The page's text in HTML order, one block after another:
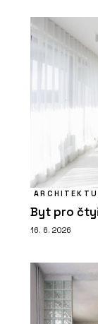
Byt pro
16. 6. 2026